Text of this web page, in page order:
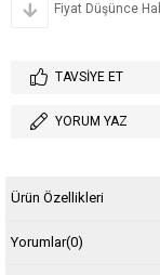
Fiyat Düşünce
TAVSIYE ET
YORUM YAZ
Ürün Özellikleri
Yorumlar(0)